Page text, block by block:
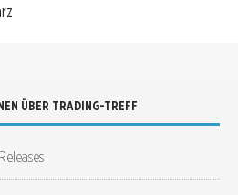
ÜBER TRADING-TREFF